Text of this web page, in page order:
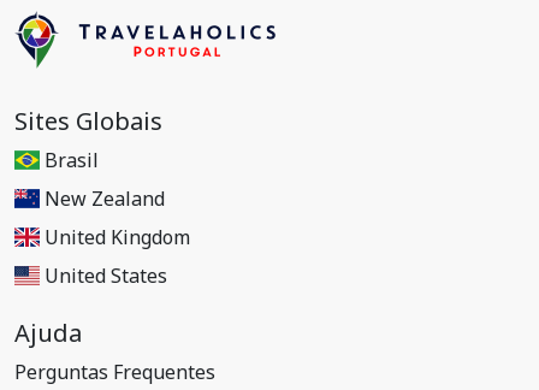
Sites Globais
Brasil
New Zealand
United Kingdom
United States
Ajuda
Perguntas Frequentes